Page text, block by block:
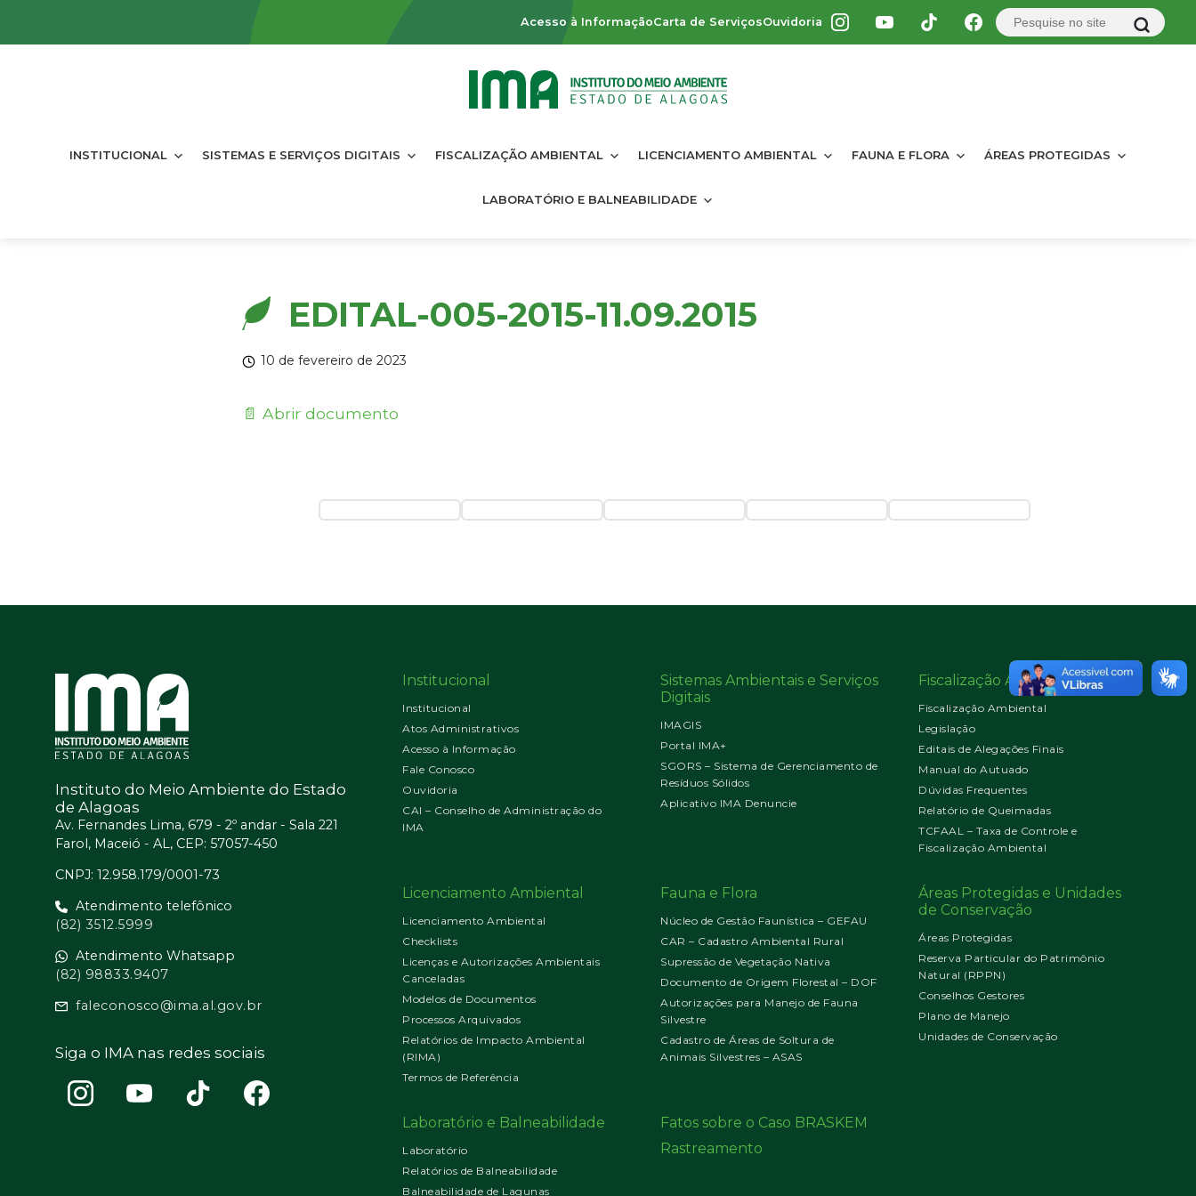
Acesso à InformaçãoCarta de ServiçosOuvidoria
INSTITUCIONAL SISTEMAS E SERVIÇOS DIGITAIS FISCALIZAÇÃO AMBIENTAL LICENCIAMENTO AMBIENTAL FAUNA E FLORA ÁREAS PROTEGIDAS
LABORATÓRIO E BALNEABILIDADE
EDITAL-005-2015-11.09.2015
10 de fevereiro de 2023
📄 Abrir documento
Instituto do Meio Ambiente do Estado
de Alagoas
Av. Fernandes Lima, 679 - 2º andar - Sala 221
Farol, Maceió - AL, CEP: 57057-450
CNPJ: 12.958.179/0001-73
Atendimento telefônico
(82) 3512.5999
Atendimento Whatsapp
(82) 98833.9407
faleconosco@ima.al.gov.br
Siga o IMA nas redes sociais
Institucional
Institucional
Atos Administrativos
Acesso à Informação
Fale Conosco
Ouvidoria
CAI – Conselho de Administração do
IMA
Sistemas Ambientais e Serviços
Digitais
IMAGIS
Portal IMA+
SGORS – Sistema de Gerenciamento de
Resíduos Sólidos
Aplicativo IMA Denuncie
Fiscalização Ambiental
Fiscalização Ambiental
Legislação
Editais de Alegações Finais
Manual do Autuado
Dúvidas Frequentes
Relatório de Queimadas
TCFAAL – Taxa de Controle e
Fiscalização Ambiental
Licenciamento Ambiental
Licenciamento Ambiental
Checklists
Licenças e Autorizações Ambientais
Canceladas
Modelos de Documentos
Processos Arquivados
Relatórios de Impacto Ambiental
(RIMA)
Termos de Referência
Fauna e Flora
Núcleo de Gestão Faunística – GEFAU
CAR – Cadastro Ambiental Rural
Supressão de Vegetação Nativa
Documento de Origem Florestal – DOF
Autorizações para Manejo de Fauna
Silvestre
Cadastro de Áreas de Soltura de
Animais Silvestres – ASAS
Áreas Protegidas e Unidades
de Conservação
Áreas Protegidas
Reserva Particular do Patrimônio
Natural (RPPN)
Conselhos Gestores
Plano de Manejo
Unidades de Conservação
Laboratório e Balneabilidade
Laboratório
Relatórios de Balneabilidade
Balneabilidade de Lagunas
Fatos sobre o Caso BRASKEM
Rastreamento